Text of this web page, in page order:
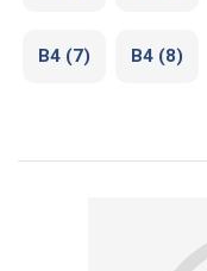
В4 (7) В4 (8)